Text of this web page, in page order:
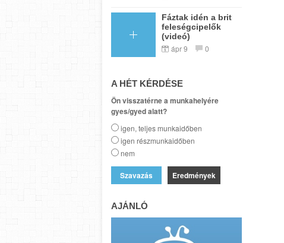
Fáztak idén a brit
feleségcipelők
(videó)
ápr 9 0
A HÉT KÉRDÉSE
Ön visszatérne a munkahelyére
gyes/gyed alatt?
igen, teljes munkaidőben
igen részmunkaidőben
nem
Eredmények
AJÁNLÓ